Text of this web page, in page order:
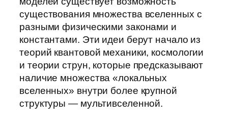
существования множества вселенных с
разными физическими законами и
константами. Эти идеи берут начало из
теорий квантовой механики, космологии
и теории струн, которые предсказывают
наличие множества «локальных
вселенных» внутри более крупной
структуры — мультивселенной.